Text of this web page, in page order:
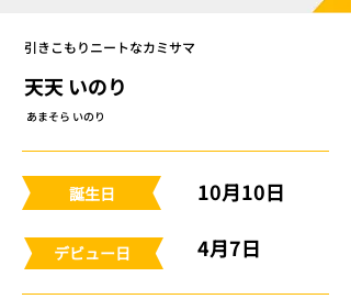
引きこもりニートなカミサマ
天天 いのり
あまそら いのり
​誕生日
​デビュー日
10月10日
4月7日